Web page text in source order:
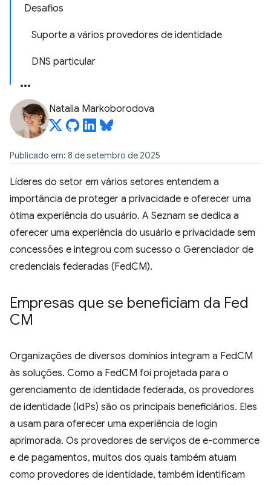
Desafios
Suporte a vários provedores de identidade
DNS particular
Natalia Markoborodova
Publicado em: 8 de setembro de 2025
Líderes do setor em vários setores entendem a
importância de proteger a privacidade e oferecer uma
ótima experiência do usuário. A Seznam se dedica a
oferecer uma experiência do usuário e privacidade sem
concessões e integrou com sucesso o Gerenciador de
credenciais federadas (FedCM).
Empresas que se beneficiam da Fed
CM
Organizações de diversos domínios integram a FedCM
às soluções. Como a FedCM foi projetada para o
gerenciamento de identidade federada, os provedores
de identidade (IdPs) são os principais beneficiários. Eles
a usam para oferecer uma experiência de login
aprimorada. Os provedores de serviços de e-commerce
e de pagamentos, muitos dos quais também atuam
como provedores de identidade, também identificam